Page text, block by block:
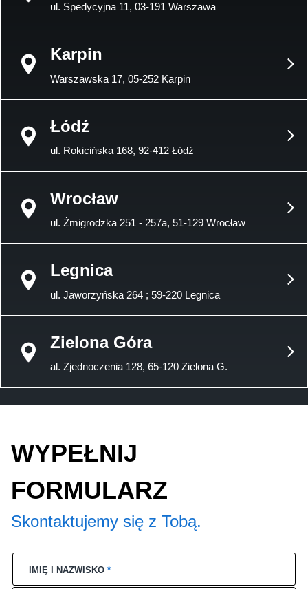
ul. Spedycyjna 11, 03-191 Warszawa
Karpin
Warszawska 17, 05-252 Karpin
Łódź
ul. Rokicińska 168, 92-412 Łódź
Wrocław
ul. Żmigrodzka 251 - 257a, 51-129 Wrocław
Legnica
ul. Jaworzyńska 264 ; 59-220 Legnica
Zielona Góra
al. Zjednoczenia 128, 65-120 Zielona G.
WYPEŁNIJ
FORMULARZ
Skontaktujemy się z Tobą.
IMIĘ I NAZWISKO *